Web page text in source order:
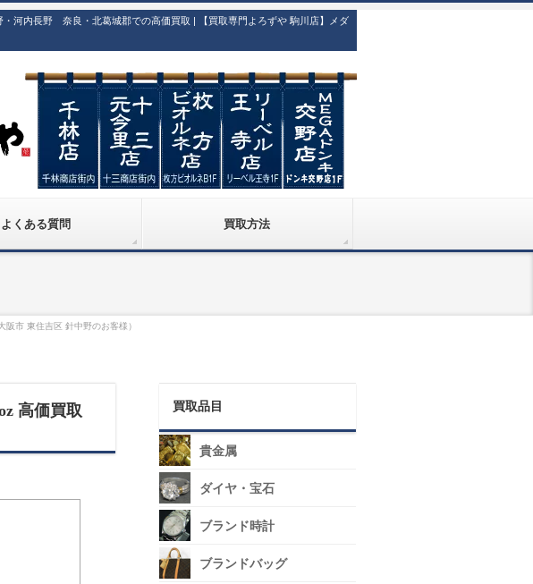
河内長野 奈良・北葛城郡での高価買取 | 【買取専門よろずや 駒川店】メダ
よくある質問 買取方法
市 東住吉区 針中野のお客様）
高価買取
買取品目
貴金属
ダイヤ・宝石
ブランド時計
ブランドバッグ